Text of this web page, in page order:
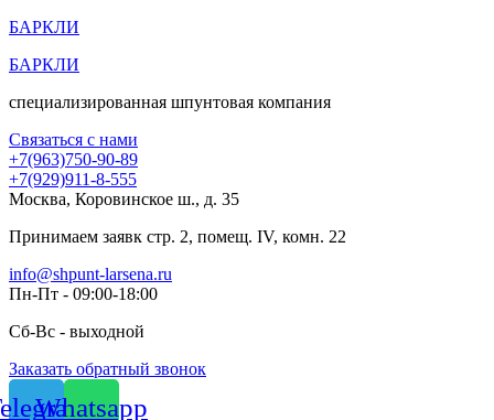
Перейти
содержимому
БАРКЛИ
БАРКЛИ
специализированная шпунтовая компания
Связаться с нами
+7(963)750-90-89
+7(929)911-8-555
Москва, Коровинское ш., д. 35
Принимаем заявк стр. 2, помещ. IV, комн. 22
info@shpunt-larsena.ru
Пн-Пт - 09:00-18:00
Сб-Вс - выходной
Заказать обратный звонок
Whatsapp